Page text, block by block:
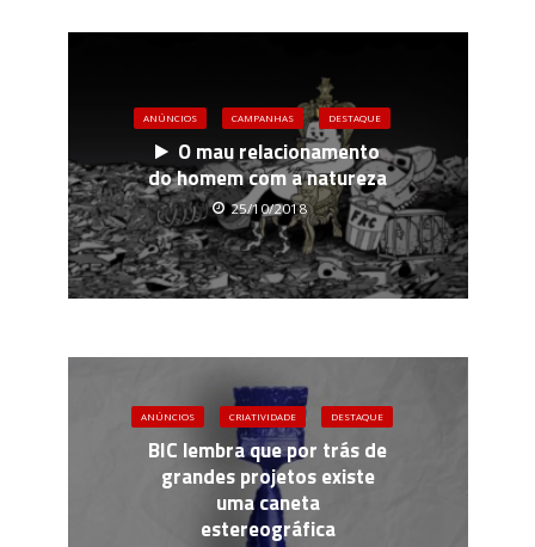
ANÚNCIOS CAMPANHAS DESTAQUE
O mau relacionamento
do homem com a natureza
25/10/2018
ANÚNCIOS CRIATIVIDADE DESTAQUE
BIC lembra que por trás de
grandes projetos existe
uma caneta
estereográfica